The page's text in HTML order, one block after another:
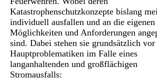
Katastrophenschutzkonzepte bislang
individuell ausfallen und an die eigenen
Möglichkeiten und Anforderungen
sind. Dabei stehen sie grundsätzlich
Hauptproblematiken im Falle eines
langanhaltenden und großflächigen
Stromausfalls: